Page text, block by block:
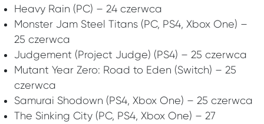
Heavy Rain (PC) – 24 czerwca
Monster Jam Steel Titans (PC, PS4, Xbox One) –
25 czerwca
Judgement (Project Judge) (PS4) – 25 czerwca
Mutant Year Zero: Road to Eden (Switch) – 25
czerwca
Samurai Shodown (PS4, Xbox One) – 25 czerwca
The Sinking City (PC, PS4, Xbox One) – 27